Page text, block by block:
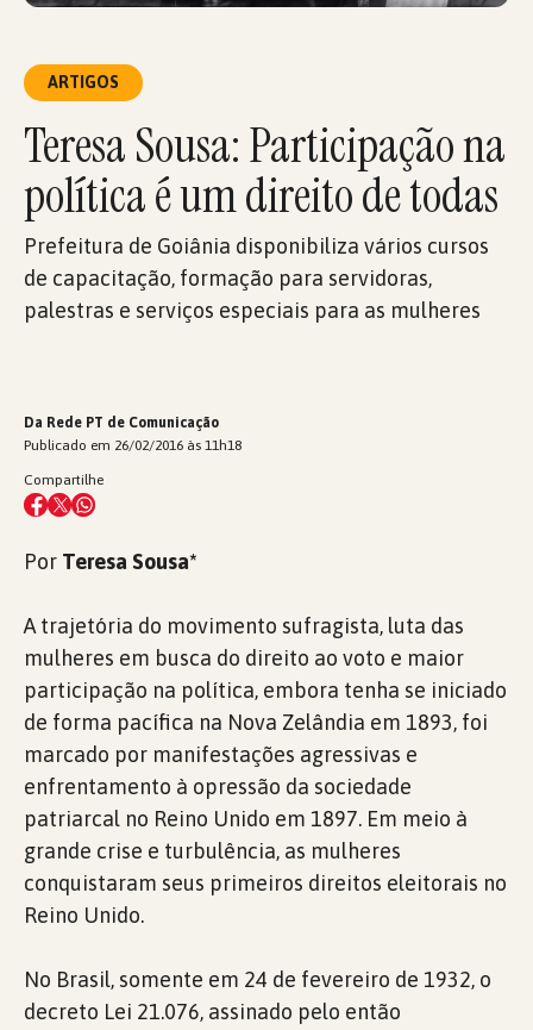
ARTIGOS
Teresa Sousa: Participação na
política é um direito de todas
Prefeitura de Goiânia disponibiliza vários cursos
de capacitação, formação para servidoras,
palestras e serviços especiais para as mulheres
Da Rede PT de Comunicação
Publicado em 26/02/2016 às 11h18
Compartilhe
Por Teresa Sousa*
A trajetória do movimento sufragista, luta das
mulheres em busca do direito ao voto e maior
participação na política, embora tenha se iniciado
de forma pacífica na Nova Zelândia em 1893, foi
marcado por manifestações agressivas e
enfrentamento à opressão da sociedade
patriarcal no Reino Unido em 1897. Em meio à
grande crise e turbulência, as mulheres
conquistaram seus primeiros direitos eleitorais no
Reino Unido.
No Brasil, somente em 24 de fevereiro de 1932, o
decreto Lei 21.076, assinado pelo então